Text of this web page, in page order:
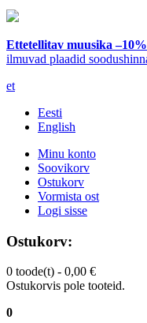
Ettetellitav muusika –10%
ilmuvad plaadid
et
Eesti
English
Minu konto
Soovikorv
Ostukorv
Vormista ost
Logi sisse
Ostukorv:
0 toode(t) - 0,00 €
Ostukorvis pole tooteid.
0